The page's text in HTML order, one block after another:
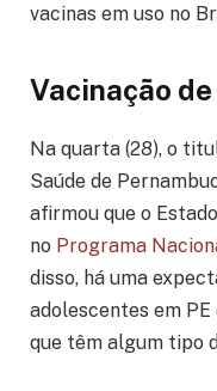
vacinas em uso no
Vacinação
Na quarta (28), o
Saúde de
afirmou que o
no Programa
disso, há uma
adolescentes em
que têm algum tipo